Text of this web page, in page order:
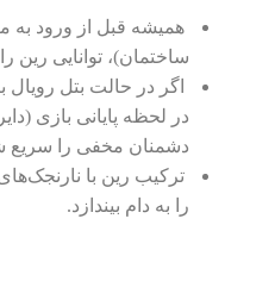
همیشه قبل از ورود به
ساختمان)، توانایی رین
اگر در حالت بتل رویال
در لحظه پایانی بازی
دشمنان مخفی را سریع
را به دام بیندازد.